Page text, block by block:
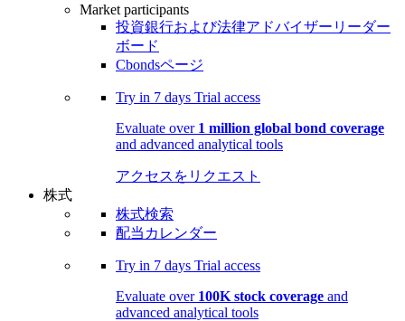
Market participants
投資銀行および法律アドバイザーリーダー
ボード
Cbondsページ
Try in 7 days Trial access
Evaluate over 1 million global bond coverage
and advanced analytical tools
アクセスをリクエスト
株式
株式検索
配当カレンダー
Try in 7 days Trial access
Evaluate over 100K stock coverage and
advanced analytical tools